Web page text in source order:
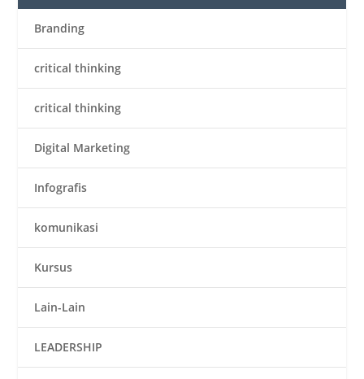
Branding
critical thinking
critical thinking
Digital Marketing
Infografis
komunikasi
Kursus
Lain-Lain
LEADERSHIP